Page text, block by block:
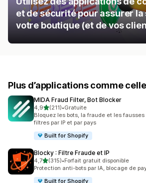
et de sécurité pour assurer
votre boutique (et de vos
Plus d’applications comme
MIDA Fraud Filter, Bot Blocker
4,9étoile(s) sur 5
(211)
211 avis au total
•Gratuite
Bloquez les bots, la fraude et les
filtres par IP et par pays
Built for Shopify
Blocky : Filtre Fraude et IP
4,7étoile(s) sur 5
(315)
315 avis au total
•Forfait gratuit disponible
Protection anti-bots par IA, blocage de
Built for Shopify